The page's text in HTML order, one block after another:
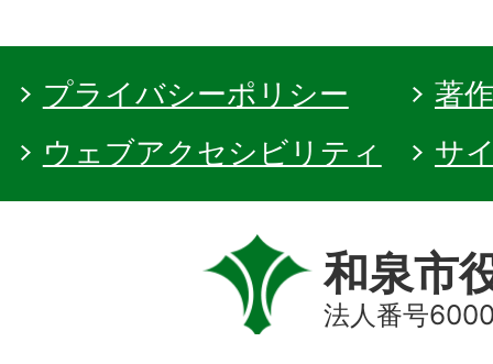
プライバシーポリシー
著
ウェブアクセシビリティ
サ
和泉市
法人番号